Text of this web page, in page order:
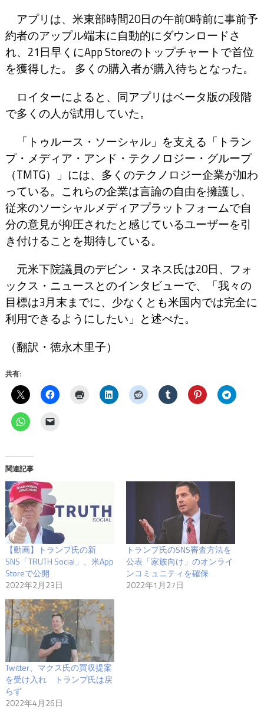
アプリは、米東部時間20日の午前0時前に事前予
約者のアップル端末に自動的にダウンロードさ
れ、21日早くにApp Storeのトップチャートで首位
を獲得した。 多くの購入者が購入待ちとなった。
ロイターによると、同アプリはベータ版の段階
で多くの人が試用していた。
「トゥルース・ソーシャル」を支える「トラン
プ・メディア・アンド・テクノロジー・グループ
（TMTG）」には、多くのテクノロジー企業が加わ
っている。これらの企業は言論の自由を擁護し、
従来のソーシャルメディアプラットフォームで自
分の意見が抑圧されたと感じているユーザーを引
き付けることを期待している。
元米下院議員のデビン・ヌネス氏は20日、フォ
ックス・ニュースとのインタビューで、「我々の
目標は3月末までに、少なくとも米国内では完全に
利用できるようにしたい」と述べた。
（翻訳・徳永木里子）
共有:
関連記事
【動画】トランプ氏の新
SNS「TRUTH Social」、米App
Storeで公開
2022年2月23日
トランプ氏のSNS審査方法を
公表「家族向け」のオンライ
ンコミュニティを確保
2022年1月27日
Twitter、マクス氏の買収提案
を受け入れ トランプ氏は戻
らず
2022年4月26日